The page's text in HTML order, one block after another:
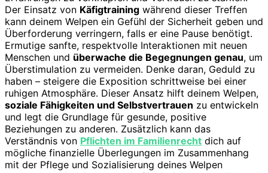
Der Einsatz von Käfigtraining während dieser Treffen
kann deinem Welpen ein Gefühl der Sicherheit geben und
Überforderung verringern, falls er eine Pause benötigt.
Ermutige sanfte, respektvolle Interaktionen mit neuen
Menschen und überwache die Begegnungen genau, um
Überstimulation zu vermeiden. Denke daran, Geduld zu
haben – steigere die Exposition schrittweise bei einer
ruhigen Atmosphäre. Dieser Ansatz hilft deinem Welpen,
soziale Fähigkeiten und Selbstvertrauen zu entwickeln
und legt die Grundlage für gesunde, positive
Beziehungen zu anderen. Zusätzlich kann das
Verständnis von Pflichten im Familienrecht dich auf
mögliche finanzielle Überlegungen im Zusammenhang
mit der Pflege und Sozialisierung deines Welpen